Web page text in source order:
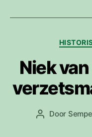
Niek
Berichtauteur
Door